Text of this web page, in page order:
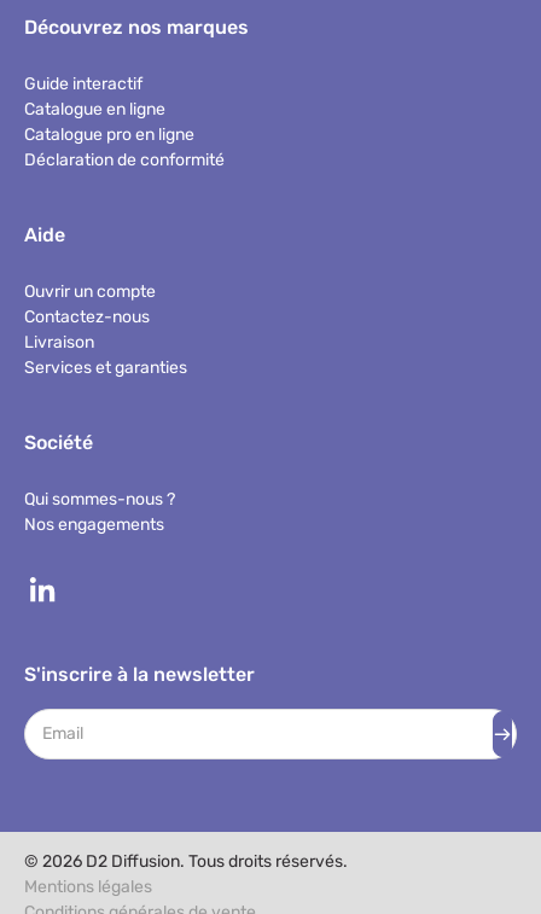
Découvrez nos marques
Guide interactif
Catalogue en ligne
Catalogue pro en ligne
Déclaration de conformité
Aide
Ouvrir un compte
Contactez-nous
Livraison
Services et garanties
Société
Qui sommes-nous ?
Nos engagements
S'inscrire à la newsletter
Adresse mail
© 2026 D2 Diffusion. Tous droits réservés.
Mentions légales